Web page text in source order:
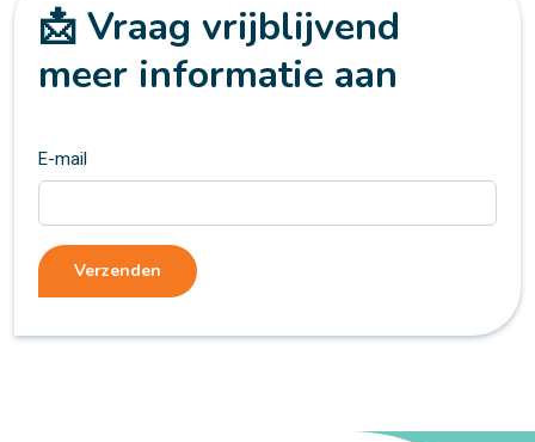
📩 Vraag vrijblijvend
meer informatie aan
E-mail
Verzenden